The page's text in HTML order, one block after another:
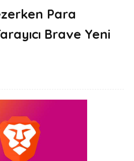
Para
Brave Yeni